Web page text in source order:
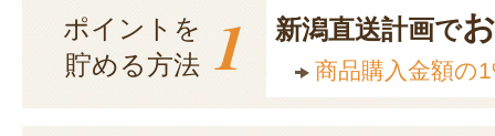
ポイントを
貯める方法 1 新潟直送計画で
商品購入金額の